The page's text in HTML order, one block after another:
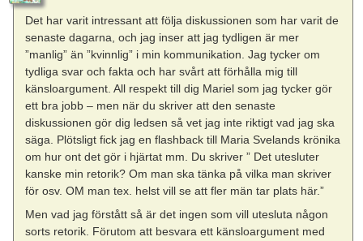
Det har varit intressant att följa diskussionen som har varit de
senaste dagarna, och jag inser att jag tydligen är mer
”manlig” än ”kvinnlig” i min kommunikation. Jag tycker om
tydliga svar och fakta och har svårt att förhålla mig till
känsloargument. All respekt till dig Mariel som jag tycker gör
ett bra jobb – men när du skriver att den senaste
diskussionen gör dig ledsen så vet jag inte riktigt vad jag ska
säga. Plötsligt fick jag en flashback till Maria Svelands krönika
om hur ont det gör i hjärtat mm. Du skriver ” Det utesluter
kanske min retorik? Om man ska tänka på vilka man skriver
för osv. OM man tex. helst vill se att fler män tar plats här.”
Men vad jag förstått så är det ingen som vill utesluta någon
sorts retorik. Förutom att besvara ett känsloargument med